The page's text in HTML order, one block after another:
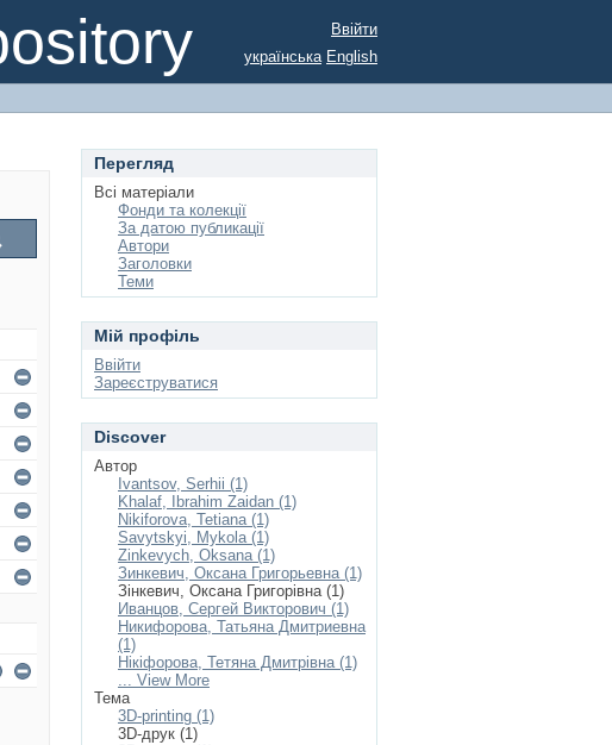
Ввійти
українська English
Перегляд
Всі матеріали
Фонди та колекції
За датою публикації
Автори
Заголовки
Теми
Мій профіль
Ввійти
Зареєструватися
Discover
Автор
Ivantsov, Serhii (1)
Khalaf, Ibrahim Zaidan (1)
Nikiforova, Tetiana (1)
Savytskyi, Mykola (1)
Zinkevych, Oksana (1)
Зинкевич, Оксана Григорьевна (1)
Зінкевич, Оксана Григорівна (1)
Иванцов, Сергей Викторович (1)
Никифорова, Татьяна Дмитриевна
(1)
Нікіфорова, Тетяна Дмитрівна (1)
... View More
Тема
3D-printing (1)
3D-друк (1)